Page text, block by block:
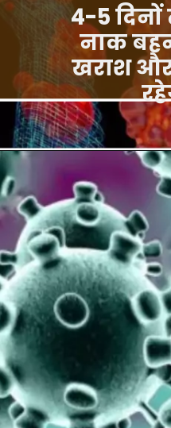
4-5
नाक
खराश